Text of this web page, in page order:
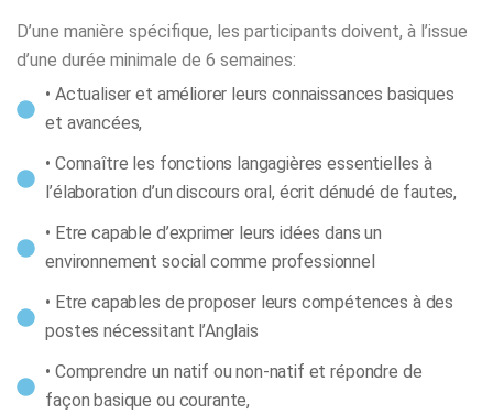
D’une manière spécifique, les participants doivent, à l’issue
d’une durée minimale de 6 semaines:
• Actualiser et améliorer leurs connaissances basiques
et avancées,
• Connaître les fonctions langagières essentielles à
l’élaboration d’un discours oral, écrit dénudé de fautes,
• Etre capable d’exprimer leurs idées dans un
environnement social comme professionnel
• Etre capables de proposer leurs compétences à des
postes nécessitant l’Anglais
• Comprendre un natif ou non-natif et répondre de
façon basique ou courante,